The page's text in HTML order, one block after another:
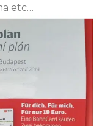
etc…